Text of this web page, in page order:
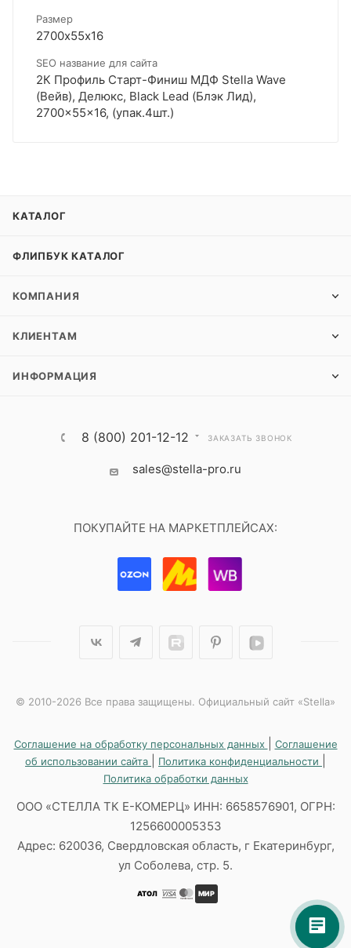
Размер
2700х55х16
SEO название для сайта
2К Профиль Старт-Финиш МДФ Stella Wave
(Вейв), Делюкс, Black Lead (Блэк Лид),
2700x55x16, (упак.4шт.)
КАТАЛОГ
ФЛИПБУК КАТАЛОГ
КОМПАНИЯ
КЛИЕНТАМ
ИНФОРМАЦИЯ
8 (800) 201-12-12 ЗАКАЗАТЬ ЗВОНОК
sales@stella-pro.ru
ПОКУПАЙТЕ НА МАРКЕТПЛЕЙСАХ:
© 2010-2026 Все права защищены. Официальный сайт «Stella»
Соглашение на обработку персональных данных
Соглашение
об использовании сайта
Политика конфиденциальности
Политика обработки данных
ООО «СТЕЛЛА ТК Е-КОМЕРЦ» ИНН: 6658576901, ОГРН:
1256600005353
Адрес: 620036, Свердловская область, г Екатеринбург,
ул Соболева, стр. 5.
АТОЛ МИР